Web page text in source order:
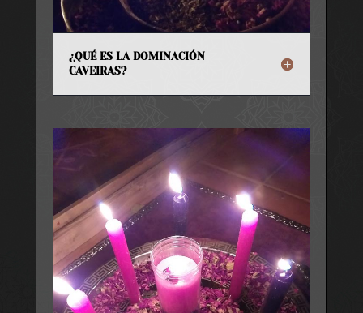
¿QUÉ ES LA DOMINACIÓN
CAVEIRAS?